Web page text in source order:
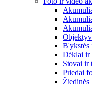
Blykstės
Dėklai ir
Stovai ir
Priedai
Žiedinės